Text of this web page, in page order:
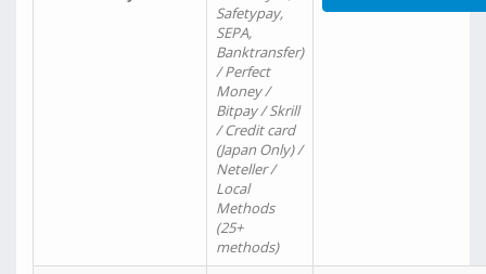
Safetypay,
SEPA,
Banktransfer)
/ Perfect
Money /
Bitpay / Skrill
/ Credit card
(Japan Only) /
Neteller /
Local
Methods
(25+
methods)